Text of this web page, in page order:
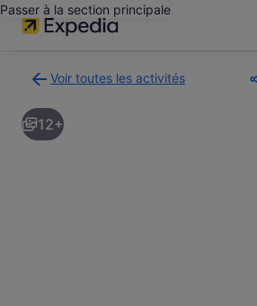
Passer à la section principale
Voir toutes les activités
à
la
page
12+